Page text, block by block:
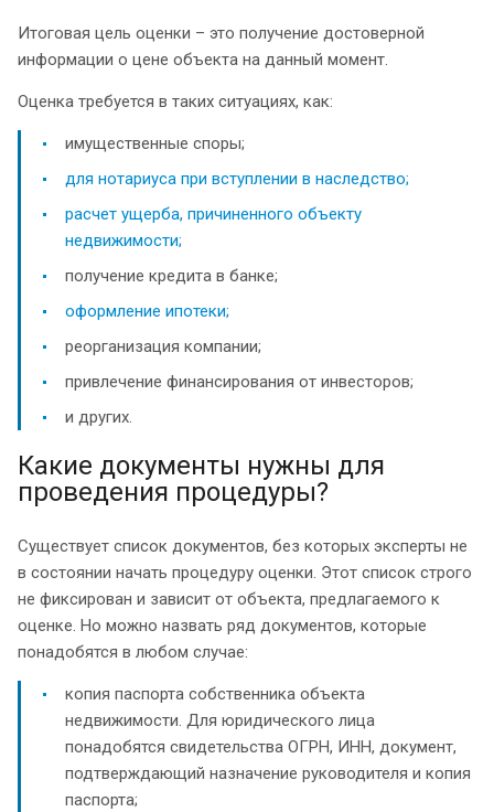
Итоговая цель оценки – это получение достоверной
информации о цене объекта на данный момент.
Оценка требуется в таких ситуациях, как:
имущественные споры;
для нотариуса при вступлении в наследство;
расчет ущерба, причиненного объекту
недвижимости;
получение кредита в банке;
оформление ипотеки;
реорганизация компании;
привлечение финансирования от инвесторов;
и других.
Какие документы нужны для
проведения процедуры?
Существует список документов, без которых эксперты не
в состоянии начать процедуру оценки. Этот список строго
не фиксирован и зависит от объекта, предлагаемого к
оценке. Но можно назвать ряд документов, которые
понадобятся в любом случае:
копия паспорта собственника объекта
недвижимости. Для юридического лица
понадобятся свидетельства ОГРН, ИНН, документ,
подтверждающий назначение руководителя и копия
паспорта;